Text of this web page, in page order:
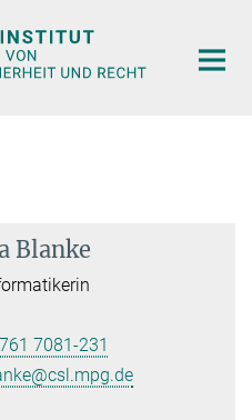
Blanke
7081-231